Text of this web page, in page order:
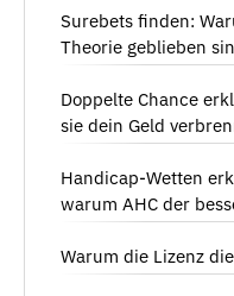
Surebets finden:
Theorie geblieben
Doppelte Chance
sie dein Geld
Handicap-Wetten
warum AHC der
Warum die Lizenz